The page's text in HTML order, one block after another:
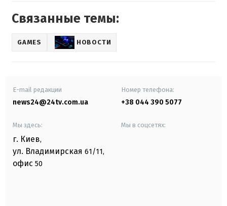
Связанные темы:
GAMES НОВОСТИ
E-mail редакции
news24@24tv.com.ua
Номер телефона:
+38 044 390 5077
Мы здесь:
г. Киев,
ул. Владимирская 61/11,
офис 50
Мы в соцсетях: